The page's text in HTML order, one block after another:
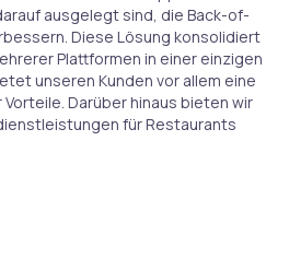
ausgelegt sind, die Back-of-
Diese Lösung konsolidiert
Plattformen in einer einzigen
unseren Kunden vor allem eine
Darüber hinaus bieten wir
für Restaurants